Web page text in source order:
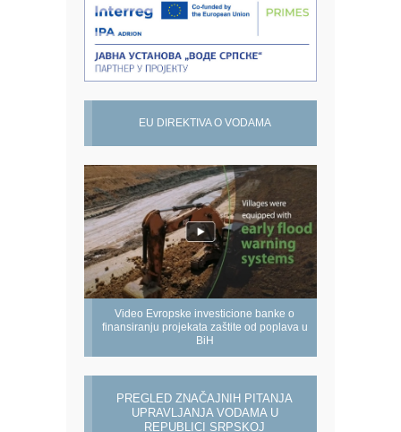
EU DIREKTIVA O VODAMA
Video Evropske investicione banke o
finansiranju projekata zaštite od poplava u
BiH
PREGLED ZNAČAJNIH PITANJA
UPRAVLJANJA VODAMA U
REPUBLICI SRPSKOJ